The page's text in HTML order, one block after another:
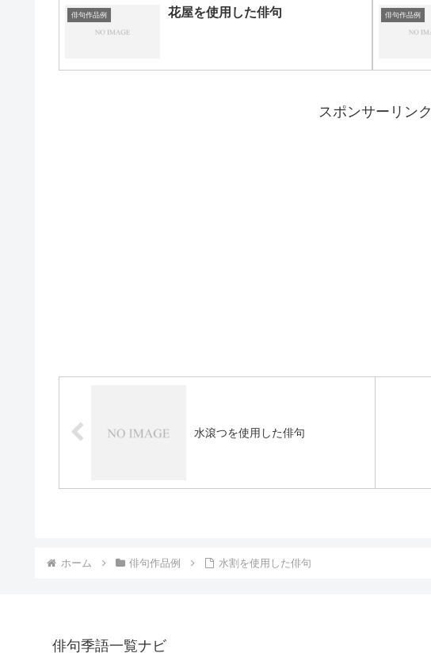
俳句作品例 花屋を使用した俳句 俳句作品例
スポンサーリンク
水滾つを使用した俳句
ホーム 俳句作品例 水割を使用した俳句
俳句季語一覧ナビ